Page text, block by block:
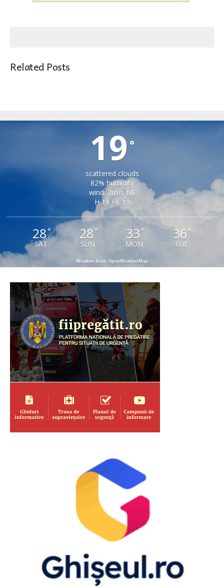
Related Posts
19°
scattered clouds
82% humidity
wind: 2m/s NE
H 19 • L 19
28°
SAT
28 °
SUN
33 °
MON
36 °
TUE
Weather from OpenWeatherMap